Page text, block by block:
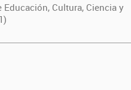
Cultura, Ciencia y